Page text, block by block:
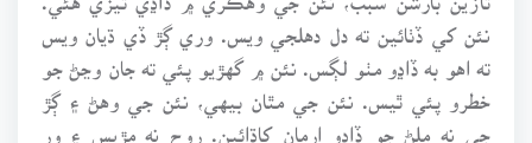
نئن کي ڏٺائين ته دل دهلجي ويس. وري ڳڙ ڏي ڌيان ويس
ته اهو به ڏاڍو مٺو لڳس. نئن ۾ گهڙيو پئي ته جان وڃڻ جو
خطرو پئي ٿيس. نئن جي مٿان بيهي، نئن جي وهڻ ۽ ڳڙ
جي نه ملڻ جو ڏاڍو ارمان کاڌائين. روح نه مڙيس ۽ ور